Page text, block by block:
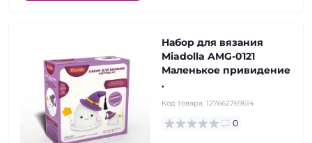
Набор для вязания
Miadolla AMG-0121
Маленькое привидение
.
Код товара: 127662769614
0